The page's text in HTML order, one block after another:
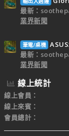
最新：
業界新聞
筆電/桌機
最新：
業界新聞
線上統計
線上會員
線上來賓
會員總計